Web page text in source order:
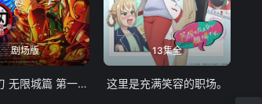
剧场版
鬼灭之刃 无限城篇 第一章 猗窝座再袭
13集全
这里是充满笑容的职场。